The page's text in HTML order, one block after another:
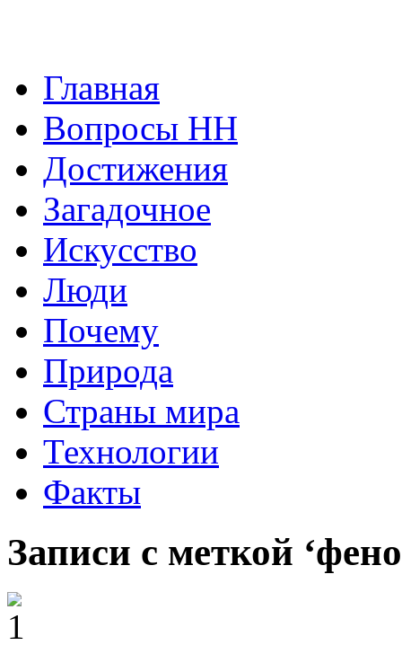
Главная
Вопросы HH
Достижения
Загадочное
Искусство
Люди
Почему
Природа
Страны мира
Технологии
Факты
Записи с меткой